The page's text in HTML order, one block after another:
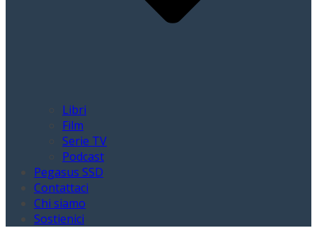
Libri
Film
Serie TV
Podcast
Pegasus SSD
Contattaci
Chi siamo
Sostienici